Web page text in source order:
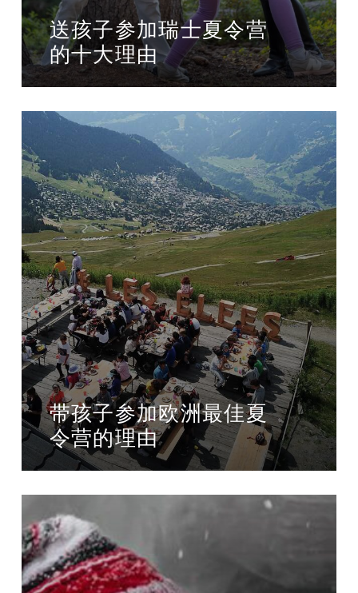
送孩子参加瑞士夏令营
的十大理由
带孩子参加欧洲最佳夏
令营的理由